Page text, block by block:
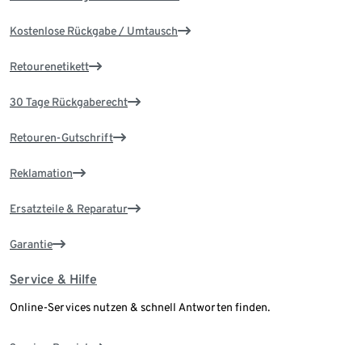
Kostenlose Rückgabe / Umtausch
Retourenetikett
30 Tage Rückgaberecht
Retouren-Gutschrift
Reklamation
Ersatzteile & Reparatur
Garantie
Service & Hilfe
Online-Services nutzen & schnell Antworten finden.